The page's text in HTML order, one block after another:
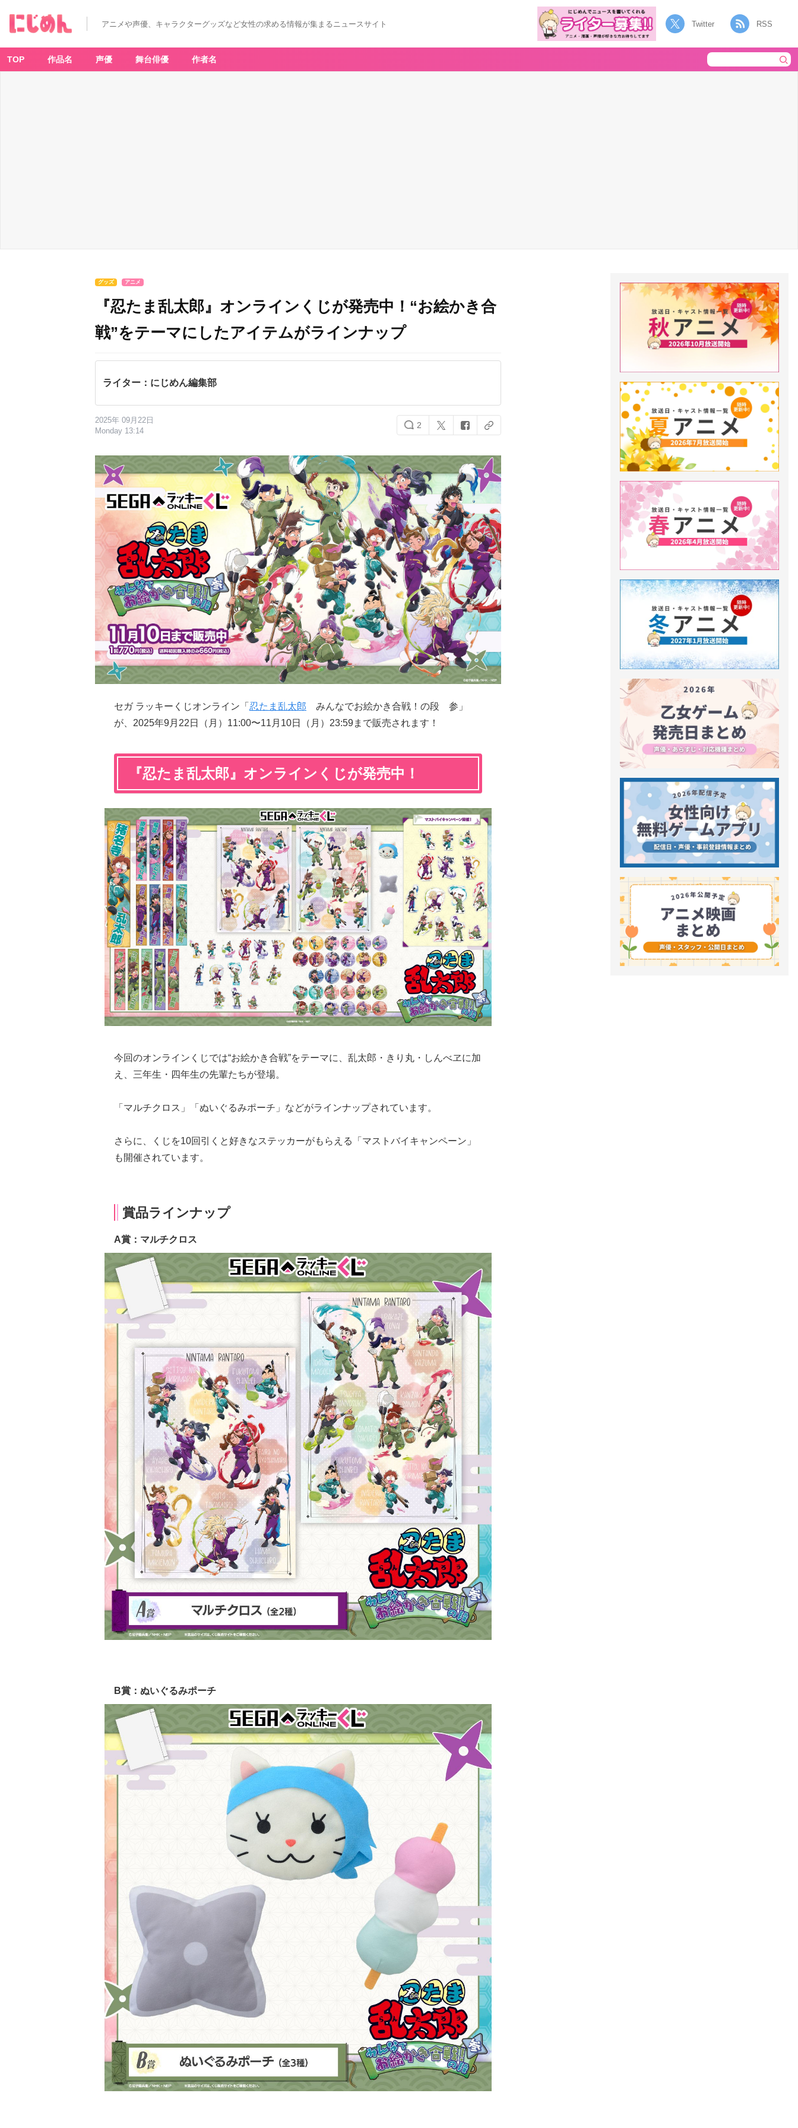
アニメや声優、キャラクターグッズなど女性の求める情報が集まるニュースサイト Twitter RSS
TOP 作品名 声優 舞台俳優 作者名
グッズ アニメ
『忍たま乱太郎』オンラインくじが発売中！“お絵かき合
戦”をテーマにしたアイテムがラインナップ
ライター：にじめん編集部
2025年 09月22日
Monday 13:14
2
セガ ラッキーくじオンライン「 忍たま乱太郎 みんなでお絵かき合戦！の段 参」
が、2025年9月22日（月）11:00〜11月10日（月）23:59まで販売されます！
『忍たま乱太郎』オンラインくじが発売中！
今回のオンラインくじでは“お絵かき合戦”をテーマに、乱太郎・きり丸・しんべヱに加
え、三年生・四年生の先輩たちが登場。
「マルチクロス」「ぬいぐるみポーチ」などがラインナップされています。
さらに、くじを10回引くと好きなステッカーがもらえる「マストバイキャンペーン」
も開催されています。
賞品ラインナップ
A賞：マルチクロス
B賞：ぬいぐるみポーチ